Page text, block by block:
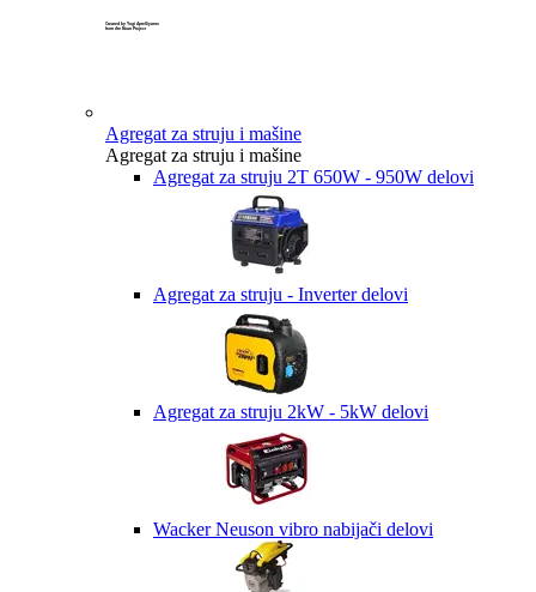
Created by Yogi Aprelliyanto
from the Noun Project
Agregat za struju i mašine
Agregat za struju i mašine
Agregat za struju 2T 650W - 950W delovi
Agregat za struju - Inverter delovi
Agregat za struju 2kW - 5kW delovi
Wacker Neuson vibro nabijači delovi